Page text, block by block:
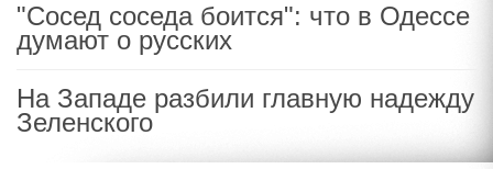
"Сосед соседа боится": что в Одессе
думают о русских
На Западе разбили главную надежду
Зеленского